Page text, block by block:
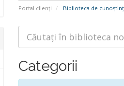
Portal clienți Biblioteca de
Categorii